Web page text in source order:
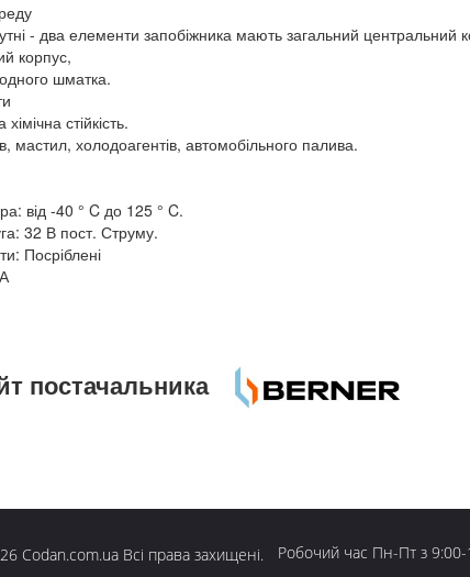
- два елементи запобіжника мають загальний центральний
корпус,
шматка.
стійкість.
мастил, холодоагентів, автомобільного палива.
від -40 ° C до 125 ° C.
32 В пост. Струму.
Посріблені
постачальника
Codan.com.ua Всі права захищені.
Робочий час Пн-Пт з